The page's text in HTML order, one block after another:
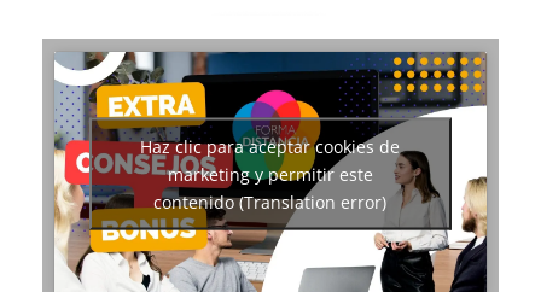
Haz clic para aceptar cookies de
marketing y permitir este
contenido (Translation error)